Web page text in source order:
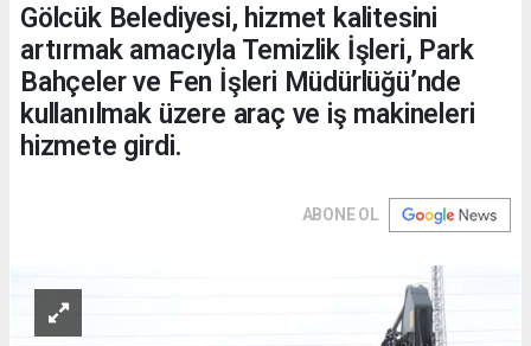
Gölcük Belediyesi, hizmet kalitesini
artırmak amacıyla Temizlik İşleri, Park
Bahçeler ve Fen İşleri Müdürlüğü’nde
kullanılmak üzere araç ve iş makineleri
hizmete girdi.
ABONE OL